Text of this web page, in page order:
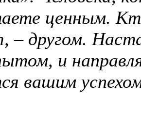
ценным.
– другом.
и
вашим